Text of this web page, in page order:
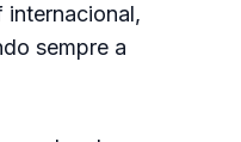
sempre a